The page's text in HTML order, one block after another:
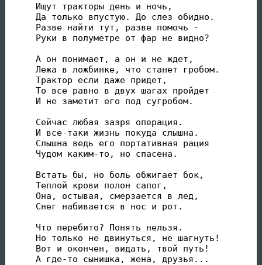
Ищут тракторы день и ночь,
Да только впустую. До слез обидно.
Разве найти тут, разве помочь -
Руки в полуметре от фар не видно?
А он понимает, а он и не ждет,
Лежа в ложбинке, что станет гробом.
Трактор если даже придет,
То все равно в двух шагах пройдет
И не заметит его под сугробом.
Сейчас любая зазря операция.
И все-таки жизнь покуда слышна.
Слышна ведь его портативная рация
Чудом каким-то, но спасена.
Встать бы, но боль обжигает бок,
Теплой крови полон сапог,
Она, остывая, смерзается в лед,
Снег набивается в нос и рот.
Что перебито? Понять нельзя.
Но только не двинуться, не шагнуть!
Вот и окончен, видать, твой путь!
А где-то сынишка, жена, друзья...